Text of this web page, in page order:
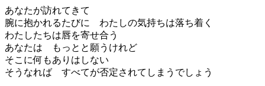
あなたが訪れてきて
腕に抱かれるたびに わたしの気持ちは落ち着く
わたしたちは唇を寄せ合う
あなたは もっとと願うけれど
そこに何もありはしない
そうなれば すべてが否定されてしまうでしょう